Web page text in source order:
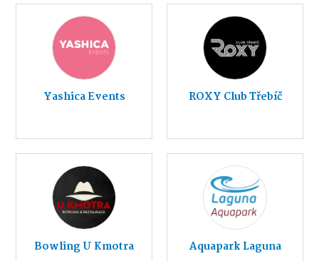
Yashica Events ROXY Club Třebíč
Bowling U Kmotra Aquapark Laguna